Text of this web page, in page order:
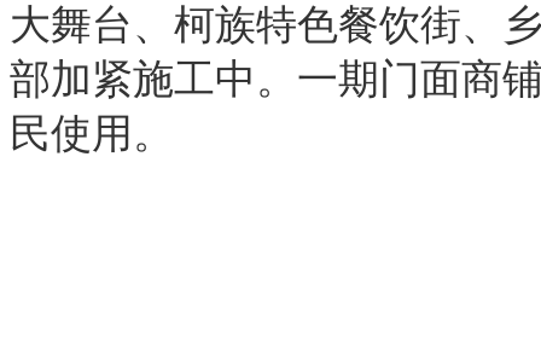
大舞台、柯族特色餐饮街、
部加紧施工中。一期门面商
民使用。